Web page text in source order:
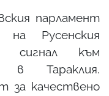
парламент
Русенския
сигнал към
в Тараклия.
за качествено